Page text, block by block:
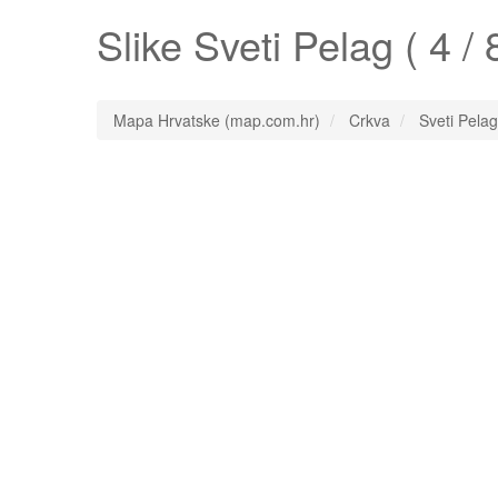
Slike Sveti Pelag ( 4 /
Mapa Hrvatske (map.com.hr) Crkva Sveti Pelag